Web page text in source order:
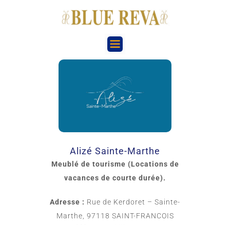
Alizé Sainte-Marthe
Meublé de tourisme (Locations de
vacances de courte durée).
Adresse : Rue de Kerdoret – Sainte-
Marthe, 97118 SAINT-FRANCOIS